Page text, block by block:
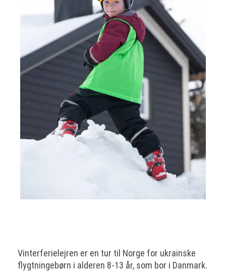
Vinterferielejren er en tur til Norge for ukrainske
flygtningebørn i alderen 8-13 år, som bor i Danmark.